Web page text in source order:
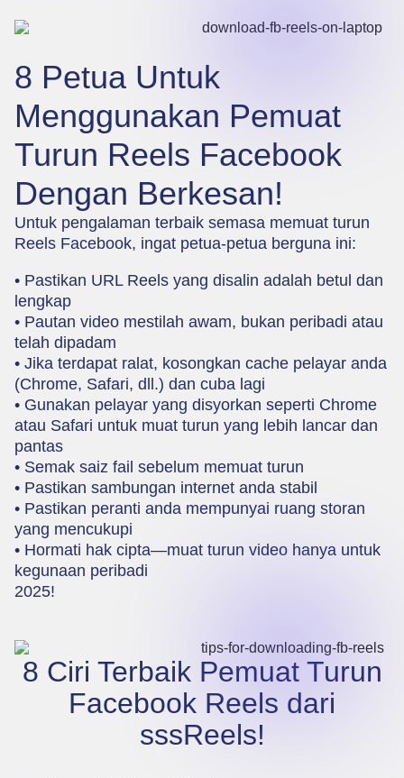
8 Petua Untuk
Menggunakan Pemuat
Turun Reels Facebook
Dengan Berkesan!
Untuk pengalaman terbaik semasa memuat turun
Reels Facebook, ingat petua-petua berguna ini:
• Pastikan URL Reels yang disalin adalah betul dan
lengkap
• Pautan video mestilah awam, bukan peribadi atau
telah dipadam
• Jika terdapat ralat, kosongkan cache pelayar anda
(Chrome, Safari, dll.) dan cuba lagi
• Gunakan pelayar yang disyorkan seperti Chrome
atau Safari untuk muat turun yang lebih lancar dan
pantas
• Semak saiz fail sebelum memuat turun
• Pastikan sambungan internet anda stabil
• Pastikan peranti anda mempunyai ruang storan
yang mencukupi
• Hormati hak cipta—muat turun video hanya untuk
kegunaan peribadi
2025!
8 Ciri Terbaik Pemuat Turun
Facebook Reels dari
sssReels!